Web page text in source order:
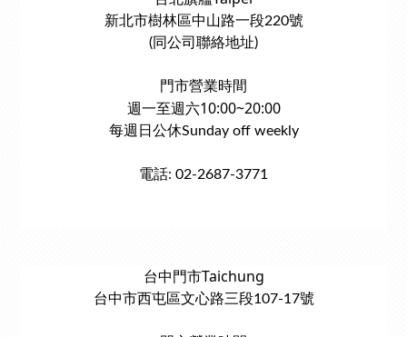
新北市樹林區中山路一段220號
(同公司聯絡地址)
門市營業時間
週一至週六10:00~20:00
每週日公休Sunday off weekly
電話: 02-2687-3771
台中門市Taichung
台中市西屯區文心路三段107-17號